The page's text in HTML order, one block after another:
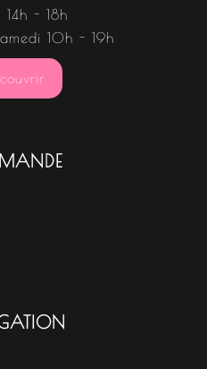
14h - 18h
10h - 19h